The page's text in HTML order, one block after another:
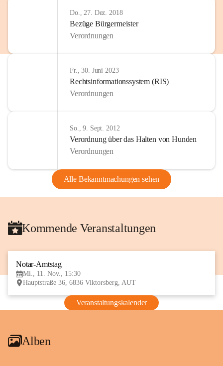
Do., 27. Dez. 2018
Bezüge Bürgermeister
Verordnungen
Fr., 30. Juni 2023
Rechtsinformationssystem (RIS)
Verordnungen
So., 9. Sept. 2012
Verordnung über das Halten von Hunden
Verordnungen
Alle Bekanntmachungen sehen
Kommende Veranstaltungen
Notar-Amtstag
Mi., 11. Nov., 15:30
Hauptstraße 36, 6836 Viktorsberg, AUT
Veranstaltungskalender
Alben